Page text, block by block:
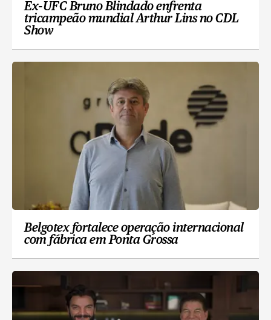
Ex-UFC Bruno Blindado enfrenta
tricampeão mundial Arthur Lins no CDL
Show
Belgotex fortalece operação internacional
com fábrica em Ponta Grossa